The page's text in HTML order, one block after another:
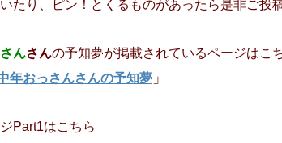
たり、ピン！とくるものがあったら是非ご投
んさんの予知夢が掲載されているページはこ
年おっさんさんの予知夢 」
Part1はこちら